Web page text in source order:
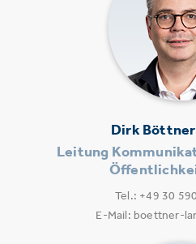
Dirk
Leitung
Tel.: +49 30
E-Mail: boettner-